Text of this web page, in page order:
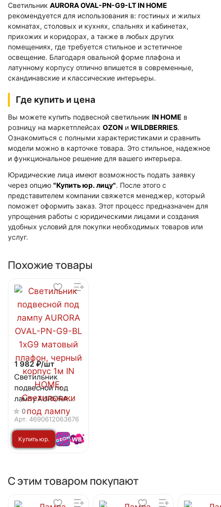
Светильник AURORA OVAL-PN-G9-LT IN HOME
рекомендуется для использования в: гостиных и жилых
комнатах, столовых и кухнях, спальнях и кабинетах,
прихожих и коридорах, а также в любых других
помещениях, где требуется стильное и эстетичное
освещение. Благодаря овальной форме плафона и
латунному корпусу отлично впишется в современные,
скандинавские и классические интерьеры.
Где купить и цена
Вы можете купить подвесной светильник IN HOME в
розницу на маркетплейсах OZON и WILDBERRIES.
Ознакомиться с полными характеристиками и сравнить
модели можно в карточке товара. Это стильное, надежное
и функциональное решение для вашего интерьера.
Юридические лица имеют возможность подать заявку
через опцию "Купить юр. лицу". После этого с
представителем компании свяжется менеджер, который
поможет оформить заказ. Этот процесс предназначен для
упрощения работы с юридическими лицами и создания
удобных условий для покупки необходимых товаров или
услуг.
Похожие товары
1 982 ₽/шт
Светильник
подвесной под
лампу AURORA
OVAL-PN-G9-BL
1хG9 матовый
плафон, черный
корпус 1м IN HOME
0
Арт. 4690612063676
Купить юр.
С этим товаром покупают